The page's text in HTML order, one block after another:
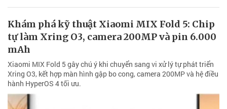
Khám phá kỹ thuật Xiaomi MIX Fold 5: Chip
tự làm Xring O3, camera 200MP và pin 6.000
mAh
Xiaomi MIX Fold 5 gây chú ý khi chuyển sang vi xử lý tự phát triển
Xring O3, kết hợp màn hình gập bo cong, camera 200MP và hệ điều
hành HyperOS 4 tối ưu.